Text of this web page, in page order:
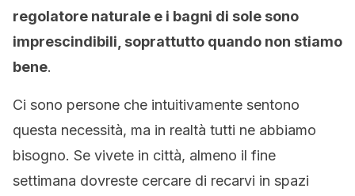
regolatore naturale e i bagni di sole sono
imprescindibili, soprattutto quando non stiamo
bene.
Ci sono persone che intuitivamente sentono
questa necessità, ma in realtà tutti ne abbiamo
bisogno. Se vivete in città, almeno il fine
settimana dovreste cercare di recarvi in spazi